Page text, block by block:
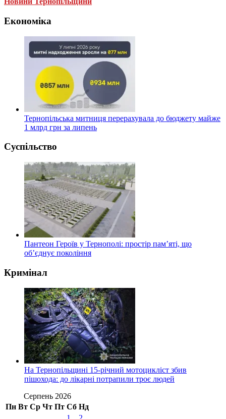
Економіка
Тернопільська митниця перерахувала до бюджету майже
1 млрд грн за липень
Суспільство
Пантеон Героїв у Тернополі: простір пам’яті, що
об’єднує покоління
Кримінал
На Тернопільщині 15-річний мотоцикліст збив
пішохода: до лікарні потрапили троє людей
Серпень 2026
Пн Вт Ср Чт Пт Сб Нд